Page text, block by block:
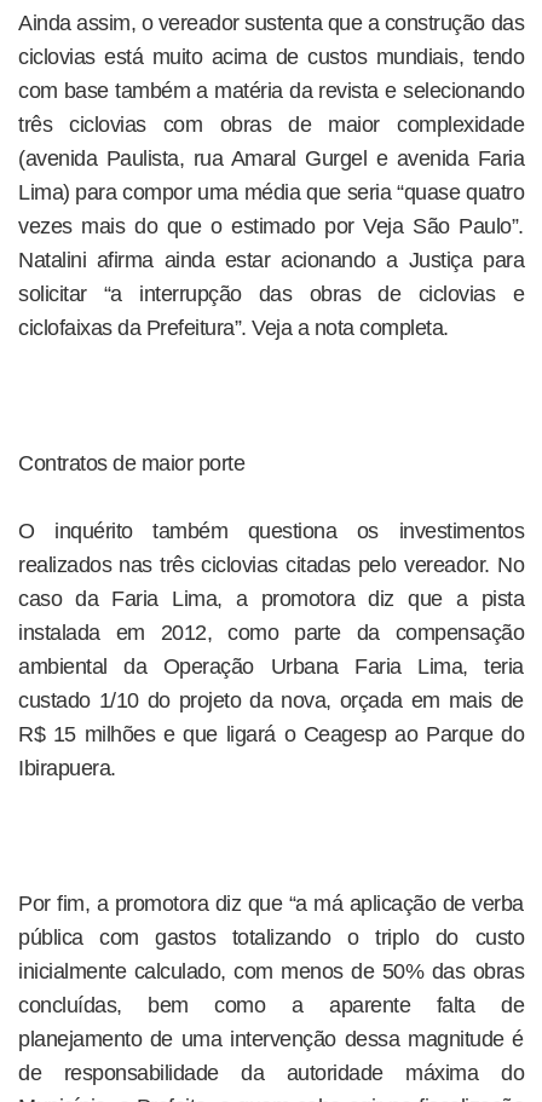
Ainda assim, o vereador sustenta que a construção das
ciclovias está muito acima de custos mundiais, tendo
com base também a matéria da revista e selecionando
três ciclovias com obras de maior complexidade
(avenida Paulista, rua Amaral Gurgel e avenida Faria
Lima) para compor uma média que seria “quase quatro
vezes mais do que o estimado por Veja São Paulo”.
Natalini afirma ainda estar acionando a Justiça para
solicitar “a interrupção das obras de ciclovias e
ciclofaixas da Prefeitura”. Veja a nota completa.
Contratos de maior porte
O inquérito também questiona os investimentos
realizados nas três ciclovias citadas pelo vereador. No
caso da Faria Lima, a promotora diz que a pista
instalada em 2012, como parte da compensação
ambiental da Operação Urbana Faria Lima, teria
custado 1/10 do projeto da nova, orçada em mais de
R$ 15 milhões e que ligará o Ceagesp ao Parque do
Ibirapuera.
Por fim, a promotora diz que “a má aplicação de verba
pública com gastos totalizando o triplo do custo
inicialmente calculado, com menos de 50% das obras
concluídas, bem como a aparente falta de
planejamento de uma intervenção dessa magnitude é
de responsabilidade da autoridade máxima do